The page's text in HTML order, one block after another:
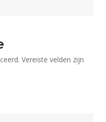
Vereiste velden zijn